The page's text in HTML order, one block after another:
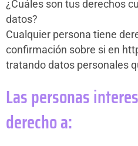
¿Cuáles son tus derechos
datos?
Cualquier persona tiene
confirmación sobre si en
tratando datos personales
Las personas
derecho a: